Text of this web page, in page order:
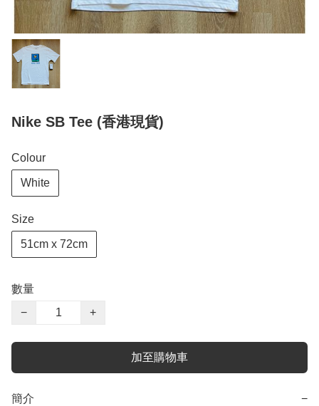
Nike SB Tee (香港現貨)
Colour
White
Size
51cm x 72cm
數量
−
+
加至購物車
簡介 −